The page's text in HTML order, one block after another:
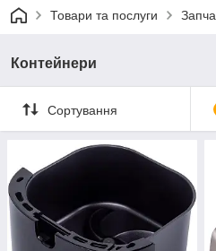
Товари та послуги
Контейнери
Сортування